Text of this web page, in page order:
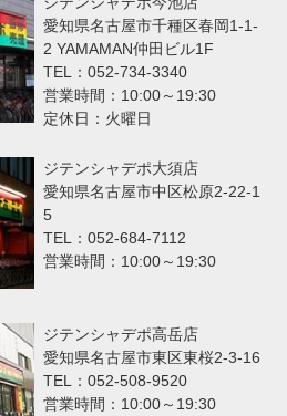
愛知県名古屋市千種区春岡1-1-
2 YAMAMAN仲田ビル1F
TEL：052-734-3340
営業時間：10:00～19:30
定休日：火曜日
ジテンシャデポ大須店
愛知県名古屋市中区松原2-22-1
5
TEL：052-684-7112
営業時間：10:00～19:30
ジテンシャデポ高岳店
愛知県名古屋市東区東桜2-3-16
TEL：052-508-9520
営業時間：10:00～19:30